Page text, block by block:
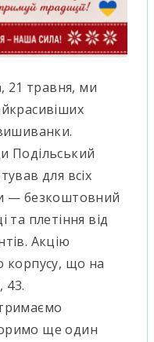
21 травня, ми
Подільський
для всіх
— безкоштовний
та плетіння від
Акцію
корпусу, що на
43.
ще один